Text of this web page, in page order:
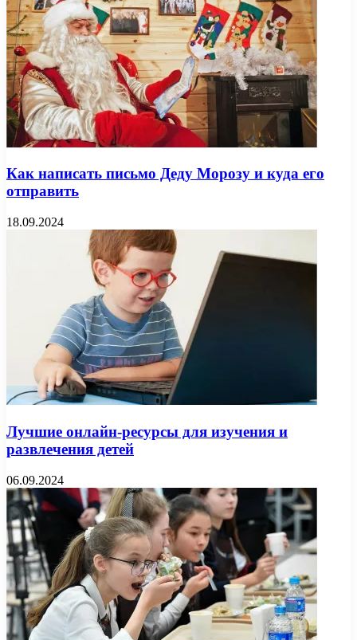
Как написать письмо Деду Морозу и куда его
отправить
18.09.2024
Лучшие онлайн-ресурсы для изучения и
развлечения детей
06.09.2024